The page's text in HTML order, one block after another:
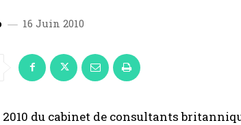
16 Juin 2010
du cabinet de consultants